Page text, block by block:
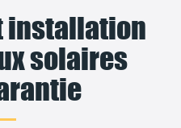
installation
solaires